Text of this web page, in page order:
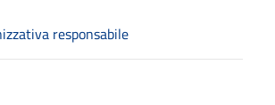
responsabile